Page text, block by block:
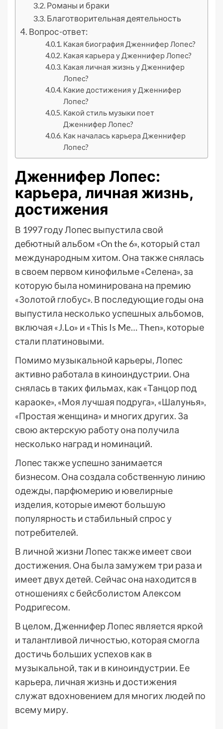
Романы и браки
Благотворительная деятельность
Вопрос-ответ:
Какая биография Дженнифер Лопес?
Какая карьера у Дженнифер Лопес?
Какая личная жизнь у Дженнифер
Лопес?
Какие достижения у Дженнифер
Лопес?
Какой стиль музыки поет
Дженнифер Лопес?
Как началась карьера Дженнифер
Лопес?
Дженнифер Лопес:
карьера, личная жизнь,
достижения
В 1997 году Лопес выпустила свой
дебютный альбом «On the 6», который стал
международным хитом. Она также снялась
в своем первом кинофильме «Селена», за
которую была номинирована на премию
«Золотой глобус». В последующие годы она
выпустила несколько успешных альбомов,
включая «J.Lo» и «This Is Me… Then», которые
стали платиновыми.
Помимо музыкальной карьеры, Лопес
активно работала в киноиндустрии. Она
снялась в таких фильмах, как «Танцор под
караоке», «Моя лучшая подруга», «Шалунья»,
«Простая женщина» и многих других. За
свою актерскую работу она получила
несколько наград и номинаций.
Лопес также успешно занимается
бизнесом. Она создала собственную линию
одежды, парфюмерию и ювелирные
изделия, которые имеют большую
популярность и стабильный спрос у
потребителей.
В личной жизни Лопес также имеет свои
достижения. Она была замужем три раза и
имеет двух детей. Сейчас она находится в
отношениях с бейсболистом Алексом
Родригесом.
В целом, Дженнифер Лопес является яркой
и талантливой личностью, которая смогла
достичь больших успехов как в
музыкальной, так и в киноиндустрии. Ее
карьера, личная жизнь и достижения
служат вдохновением для многих людей по
всему миру.